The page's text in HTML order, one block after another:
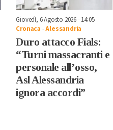
Giovedì, 6 Agosto 2026 - 14:05
Cronaca -Alessandria
Duro attacco Fials:
“Turni massacranti e
personale all’osso,
Asl Alessandria
ignora accordi”